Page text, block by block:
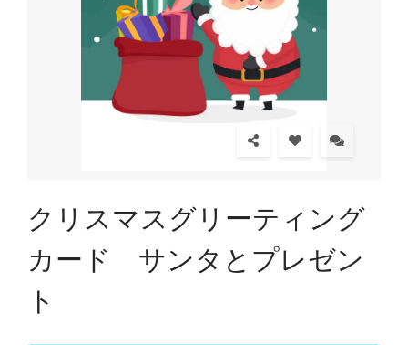
クリスマスグリーティング
カード サンタとプレゼン
ト